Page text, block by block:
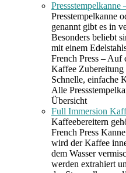
Pressstempelkanne
Presstempelkanne
genannt gibt es in
Besonders beliebt
mit einem
French Press –
Kaffee Zubereitung
Schnelle, einfache
Alle
Übersicht
Full Immersion
Kaffeebereitern
French Press
wird der Kaffee
dem Wasser
werden extrahiert